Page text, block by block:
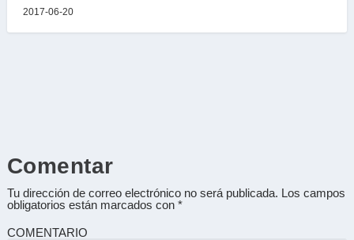
2017-06-20
Comentar
Tu dirección de correo electrónico no será publicada. Los campos
obligatorios están marcados con *
COMENTARIO